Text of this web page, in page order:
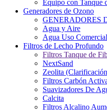
Equipo con Tanque
Generadores de Ozono
GENERADORES
Agua y Aire
Agua Uso Comercial
Filtros de Lecho Profundo
Filtros Tanque de
NextSand
Zeolita
Filtros Carbón
Suavizadores De
Calcita
Filtros Alcalino